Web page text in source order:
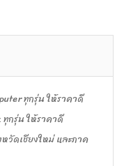
ทุกรุ่น ให้ราคาดี
กรุ่น ให้ราคาดี
วัดเชียงใหม่ และภาค